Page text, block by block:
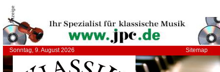
Anzeige
Sonntag, 9. August 2026 Sitemap